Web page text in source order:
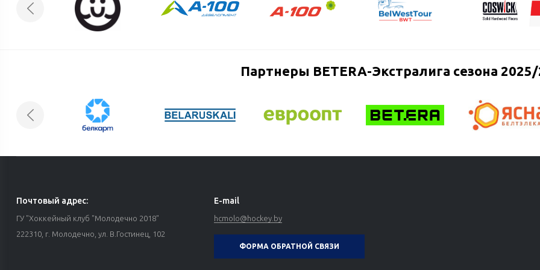
Партнеры BETERA-Экстралига сезона
Почтовый адрес:
ГУ "Хоккейный клуб "Молодечно 2018"
222310, г. Молодечно, ул. В.Гостинец, 102
E-mail
hcmolo@hockey.by
ФОРМА ОБРАТНОЙ СВЯЗИ